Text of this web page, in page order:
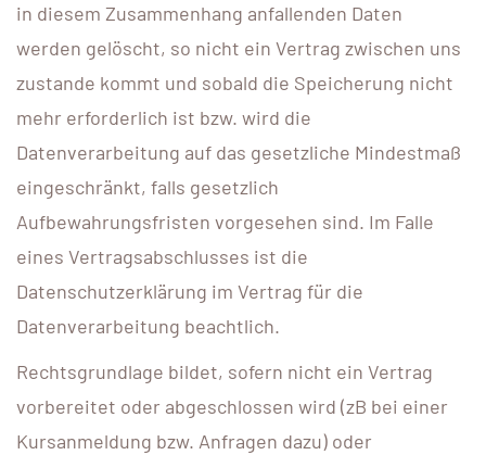
in diesem Zusammenhang anfallenden Daten
werden gelöscht, so nicht ein Vertrag zwischen uns
zustande kommt und sobald die Speicherung nicht
mehr erforderlich ist bzw. wird die
Datenverarbeitung auf das gesetzliche Mindestmaß
eingeschränkt, falls gesetzlich
Aufbewahrungsfristen vorgesehen sind. Im Falle
eines Vertragsabschlusses ist die
Datenschutzerklärung im Vertrag für die
Datenverarbeitung beachtlich.
Rechtsgrundlage bildet, sofern nicht ein Vertrag
vorbereitet oder abgeschlossen wird (zB bei einer
Kursanmeldung bzw. Anfragen dazu) oder